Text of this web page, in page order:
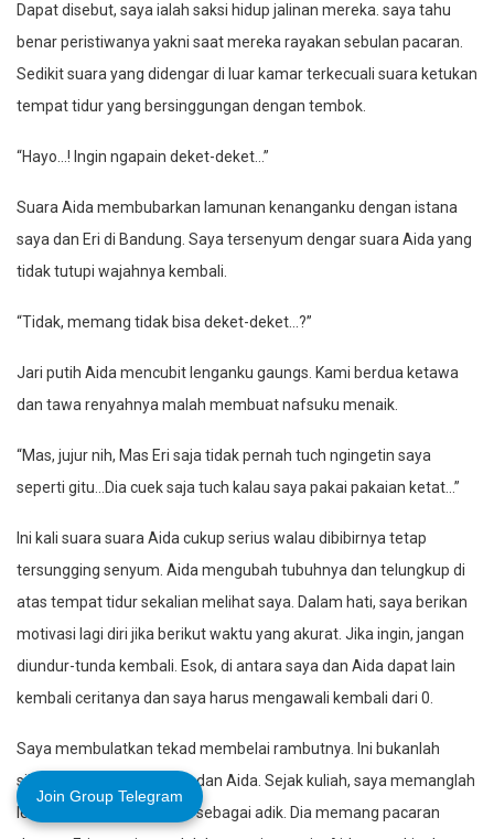
Dapat disebut, saya ialah saksi hidup jalinan mereka. saya tahu
benar peristiwanya yakni saat mereka rayakan sebulan pacaran.
Sedikit suara yang didengar di luar kamar terkecuali suara ketukan
tempat tidur yang bersinggungan dengan tembok.
“Hayo…! Ingin ngapain deket-deket…”
Suara Aida membubarkan lamunan kenanganku dengan istana
saya dan Eri di Bandung. Saya tersenyum dengar suara Aida yang
tidak tutupi wajahnya kembali.
“Tidak, memang tidak bisa deket-deket…?”
Jari putih Aida mencubit lenganku gaungs. Kami berdua ketawa
dan tawa renyahnya malah membuat nafsuku menaik.
“Mas, jujur nih, Mas Eri saja tidak pernah tuch ngingetin saya
seperti gitu…Dia cuek saja tuch kalau saya pakai pakaian ketat…”
Ini kali suara suara Aida cukup serius walau dibibirnya tetap
tersungging senyum. Aida mengubah tubuhnya dan telungkup di
atas tempat tidur sekalian melihat saya. Dalam hati, saya berikan
motivasi lagi diri jika berikut waktu yang akurat. Jika ingin, jangan
diundur-tunda kembali. Esok, di antara saya dan Aida dapat lain
kembali ceritanya dan saya harus mengawali kembali dari 0.
Saya membulatkan tekad membelai rambutnya. Ini bukanlah
sikap aneh di antara saya dan Aida. Sejak kuliah, saya memanglah
lebih memandang dianya sebagai adik. Dia memang pacaran
Join Group Telegram